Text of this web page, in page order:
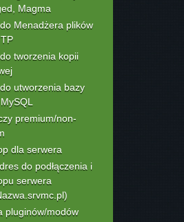
Magma
Menadżera plików
tworzenia kopii
utworzenia bazy
premium/non-
dla serwera
do podłączenia i
serwera
pluginów/modów